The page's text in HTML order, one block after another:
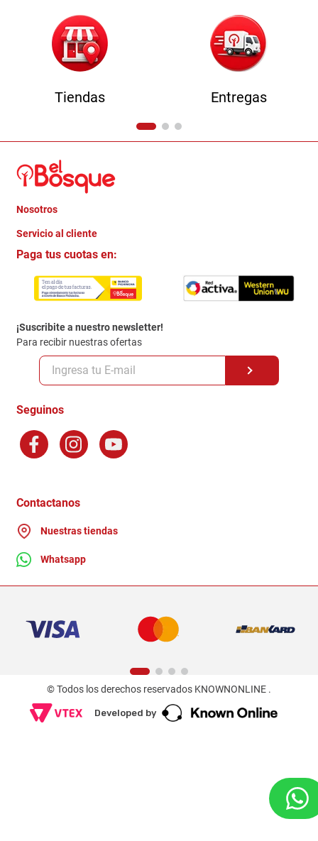
Tiendas Entregas
Nosotros
Quienes somos
Trabaja con Nosotros
Contacto
Servicio al cliente
Crédito Directo
Garantia
Politica de Privacidad
Políticas y condiciones GiftCard
Formas de Pago
Terminos y Condiciones
Factura Electronica
Ganadores - Promociones
Paga tus cuotas en:
¡Suscribite a nuestro newsletter!
Para recibir nuestras ofertas
Seguinos
Contactanos
Nuestras tiendas
Whatsapp
© Todos los derechos reservados KNOWNONLINE .
Developed by